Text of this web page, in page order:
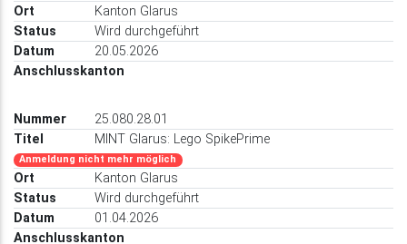
Kanton Glarus
Wird durchgeführt
20.05.2026
25.080.28.01
MINT Glarus: Lego SpikePrime
Anmeldung nicht mehr möglich
Kanton Glarus
Wird durchgeführt
01.04.2026